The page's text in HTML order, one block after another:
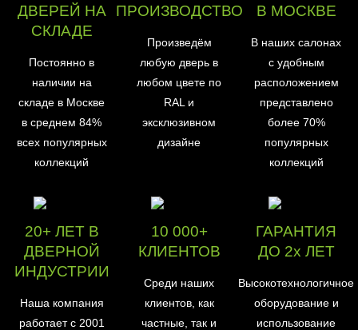
ДВЕРЕЙ НА
СКЛАДЕ
Постоянно в
наличии на
складе в Москве
в среднем 84%
всех популярных
коллекций
ПРОИЗВОДСТВО
Произведём
любую дверь в
любом цвете по
RAL и
эксклюзивном
дизайне
В МОСКВЕ
В наших салонах
с удобным
расположением
представлено
более 70%
популярных
коллекций
20+ ЛЕТ В
ДВЕРНОЙ
ИНДУСТРИИ
Наша компания
работает с 2001
10 000+
КЛИЕНТОВ
Среди наших
клиентов, как
частные, так и
ГАРАНТИЯ
ДО 2х ЛЕТ
Высокотехнологичное
оборудование и
использование